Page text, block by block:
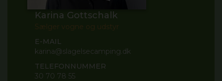
Karina Gottschalk
Sælger vogne og udstyr
E-MAIL
karina@slagelsecamping.dk
TELEFONNUMMER
30 70 78 55